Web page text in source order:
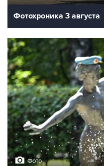
Фотохроника 3 августа
Фото